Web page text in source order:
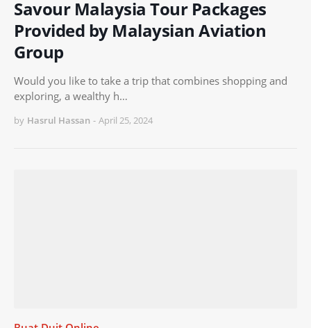
Savour Malaysia Tour Packages
Provided by Malaysian Aviation
Group
Would you like to take a trip that combines shopping and
exploring, a wealthy h…
by Hasrul Hassan - April 25, 2024